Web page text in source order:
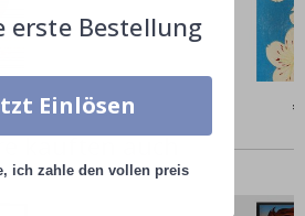
kauften auch
erste Bestellung
Einlösen
ich zahle den vollen preis